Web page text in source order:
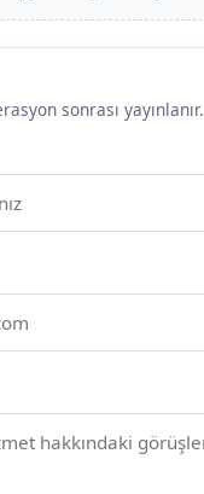
sonrası yayınlanır.